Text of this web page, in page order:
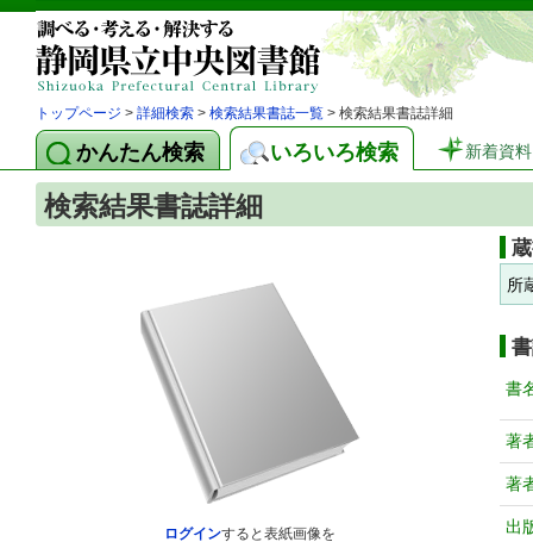
トップページ > 詳細検索 > 検索結果書誌一覧 > 検索結果書誌詳細
かんたん検索 いろいろ検索 新着資料
検索結果書誌詳細
ログインすると表紙画像を
所
書
著
著
出